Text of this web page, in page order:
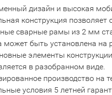
дизайн и высокая
конструкция
сварные рамы из 2 мм
может быть установлена
элементы
в разобранном виде.
производство на
условия 5 летней